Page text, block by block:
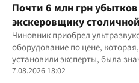
Почти 6 млн грн
экскеровщику
подозрение
Чиновник приобрел
оборудование по цене,
установили эксперты, была
выше рыночной
7.08.2026 18:02